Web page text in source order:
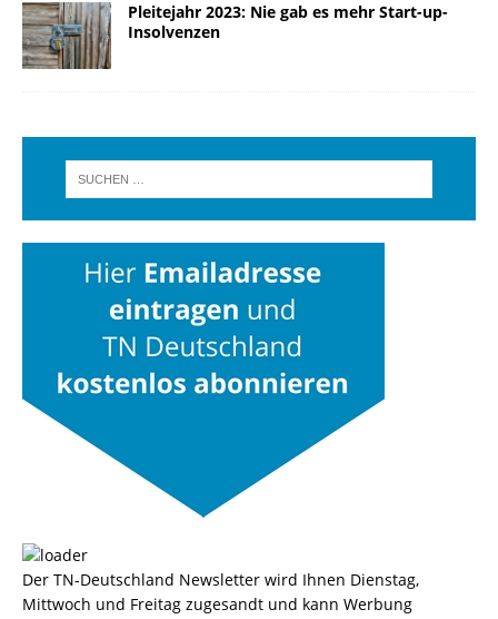
Pleitejahr 2023: Nie gab es mehr Start-up-
Insolvenzen
Der TN-Deutschland Newsletter wird Ihnen Dienstag,
Mittwoch und Freitag zugesandt und kann Werbung